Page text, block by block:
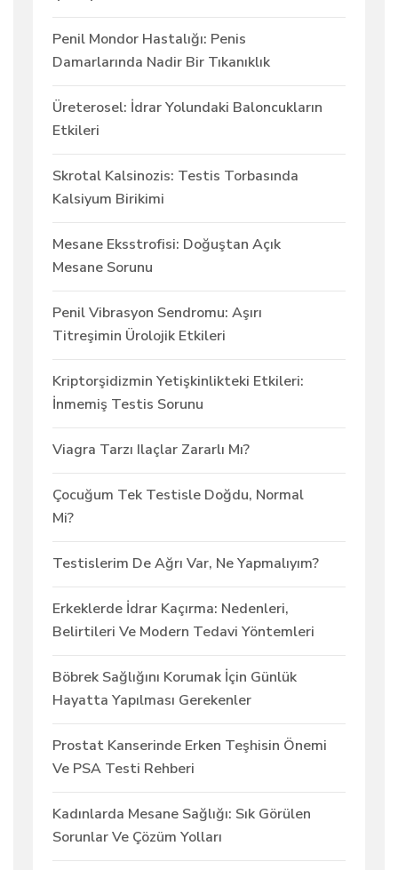
Penil Mondor Hastalığı: Penis
Damarlarında Nadir Bir Tıkanıklık
Üreterosel: İdrar Yolundaki Baloncukların
Etkileri
Skrotal Kalsinozis: Testis Torbasında
Kalsiyum Birikimi
Mesane Eksstrofisi: Doğuştan Açık
Mesane Sorunu
Penil Vibrasyon Sendromu: Aşırı
Titreşimin Ürolojik Etkileri
Kriptorşidizmin Yetişkinlikteki Etkileri:
İnmemiş Testis Sorunu
Viagra Tarzı Ilaçlar Zararlı Mı?
Çocuğum Tek Testisle Doğdu, Normal
Mi?
Testislerim De Ağrı Var, Ne Yapmalıyım?
Erkeklerde İdrar Kaçırma: Nedenleri,
Belirtileri Ve Modern Tedavi Yöntemleri
Böbrek Sağlığını Korumak İçin Günlük
Hayatta Yapılması Gerekenler
Prostat Kanserinde Erken Teşhisin Önemi
Ve PSA Testi Rehberi
Kadınlarda Mesane Sağlığı: Sık Görülen
Sorunlar Ve Çözüm Yolları